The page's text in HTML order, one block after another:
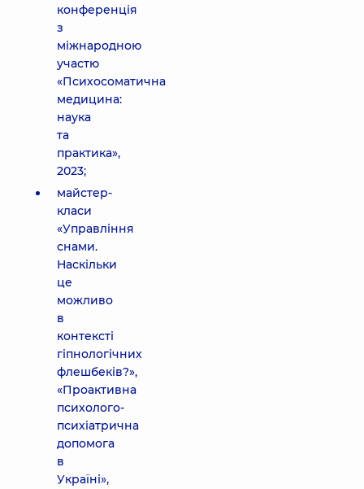
конференція
з
міжнародною
участю
«Психосоматична
медицина:
наука
та
практика»,
2023;
майстер-
класи
«Управління
снами.
Наскільки
це
можливо
в
контексті
гіпнологічних
флешбеків?»,
«Проактивна
психолого-
психіатрична
допомога
в
Україні»,